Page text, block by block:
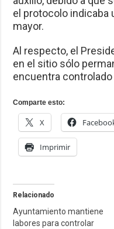
el protocolo indicaba
mayor.
Al respecto, el
en el sitio sólo
encuentra
Comparte esto:
X
Imprimir
Relacionado
Ayuntamiento mantiene
labores para controlar